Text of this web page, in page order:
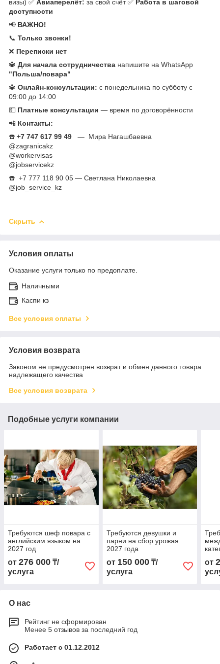
визы) ✅ Авиаперелёт: за свой счёт ✅ Работа в шаговой
доступности
📢 ВАЖНО!
📞 Только звонки!
❌ Переписки нет
🔱 Для начала сотрудничества напишите на WhatsApp
"Польша/повара"
🔱 Онлайн-консультации: с понедельника по субботу с
09:00 до 14:00
💵 Платные консультации — время по договорённости
📲 Контакты:
☎️ +7 747 617 99 49 — Мира Нагашбаевна
@zagranicakz
@workervisas
@jobservicekz
☎️ +7 777 118 90 05 — Светлана Николаевна
@job_service_kz
Скрыть
Условия оплаты
Оказание услуги только по предоплате.
Наличными
Каспи кз
Все условия оплаты
Условия возврата
Законом не предусмотрен возврат и обмен данного товара
надлежащего качества
Все условия возврата
Подобные услуги компании
Требуются шеф повара с
английским языком на
2027 год
от 276 000 ₸/
услуга
Требуются девушки и
парни на сбор урожая
2027 года
от 150 000₸/
услуга
от
О нас
Рейтинг не сформирован
Менее 5 отзывов за последний год
Работает с 01.12.2012